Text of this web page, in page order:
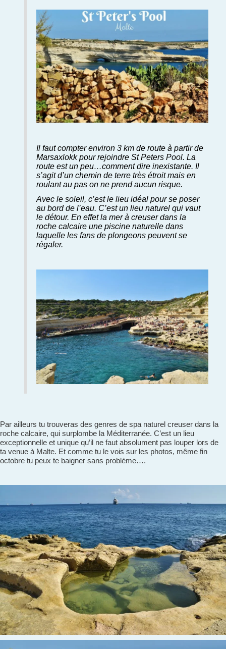
Il faut compter environ 3 km de route à partir de
Marsaxlokk pour rejoindre St Peters Pool. La
route est un peu…comment dire inexistante. Il
s’agit d’un chemin de terre très étroit mais en
roulant au pas on ne prend aucun risque.
Avec le soleil, c’est le lieu idéal pour se poser
au bord de l’eau. C’est un lieu naturel qui vaut
le détour. En effet la mer à creuser dans la
roche calcaire une piscine naturelle dans
laquelle les fans de plongeons peuvent se
régaler.
Par ailleurs tu trouveras des genres de spa naturel creuser dans la
roche calcaire, qui surplombe la Méditerranée. C’est un lieu
exceptionnelle et unique qu’il ne faut absolument pas louper lors de
ta venue à Malte. Et comme tu le vois sur les photos, même fin
octobre tu peux te baigner sans problème….